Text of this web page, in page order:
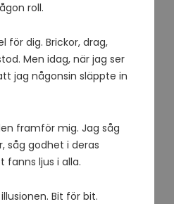
roll.
för dig. Brickor, drag,
Men idag, när jag ser
jag någonsin släppte in
framför mig. Jag såg
såg godhet i deras
fanns ljus i alla.
Bit för bit.